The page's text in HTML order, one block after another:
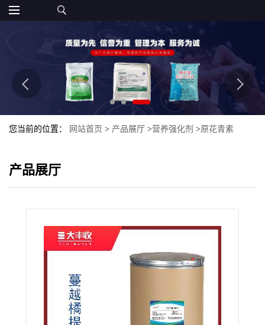
您当前的位置： 网站首页 > 产品展厅 >营养强化剂 >原花青素
产品展厅